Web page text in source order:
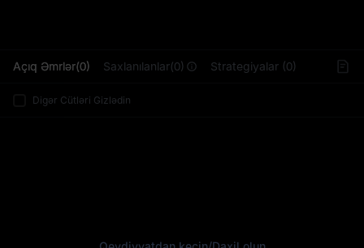
Açıq Əmrlər(0) Saxlanılanlar(0) Strategiyalar (0)
Digər Cütləri Gizlədin